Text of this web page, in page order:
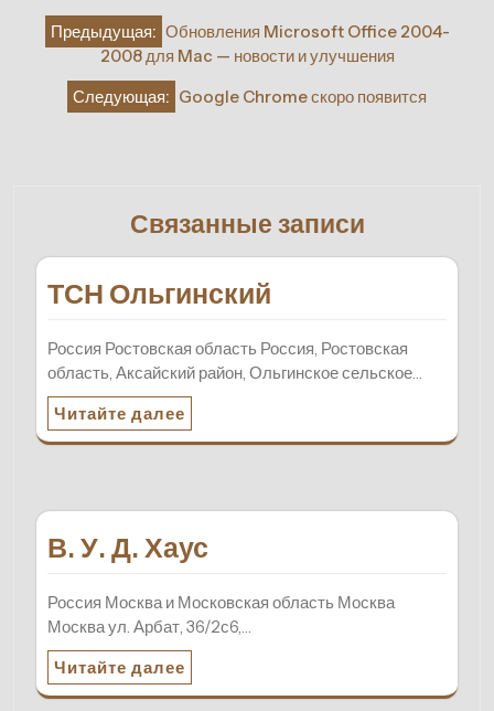
Навигация
записям
Предыдущая: Обновления Microsoft Office 2004-
2008 для Mac — новости и улучшения
Следующая: Google Chrome скоро появится
Связанные записи
ТСН Ольгинский
Россия Ростовская область Россия, Ростовская
область, Аксайский район, Ольгинское сельское…
Читайте далее
В. У. Д. Хаус
Россия Москва и Московская область Москва
Москва ул. Арбат, 36/2с6,…
Читайте далее